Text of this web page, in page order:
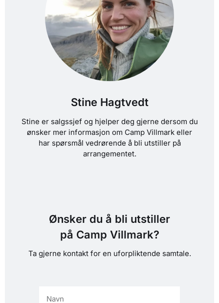
Stine Hagtvedt
Stine er salgssjef og hjelper deg gjerne dersom du
ønsker mer informasjon om Camp Villmark eller
har spørsmål vedrørende å bli utstiller på
arrangementet.
Ønsker du å bli utstiller
på Camp Villmark?
Ta gjerne kontakt for en uforpliktende samtale.